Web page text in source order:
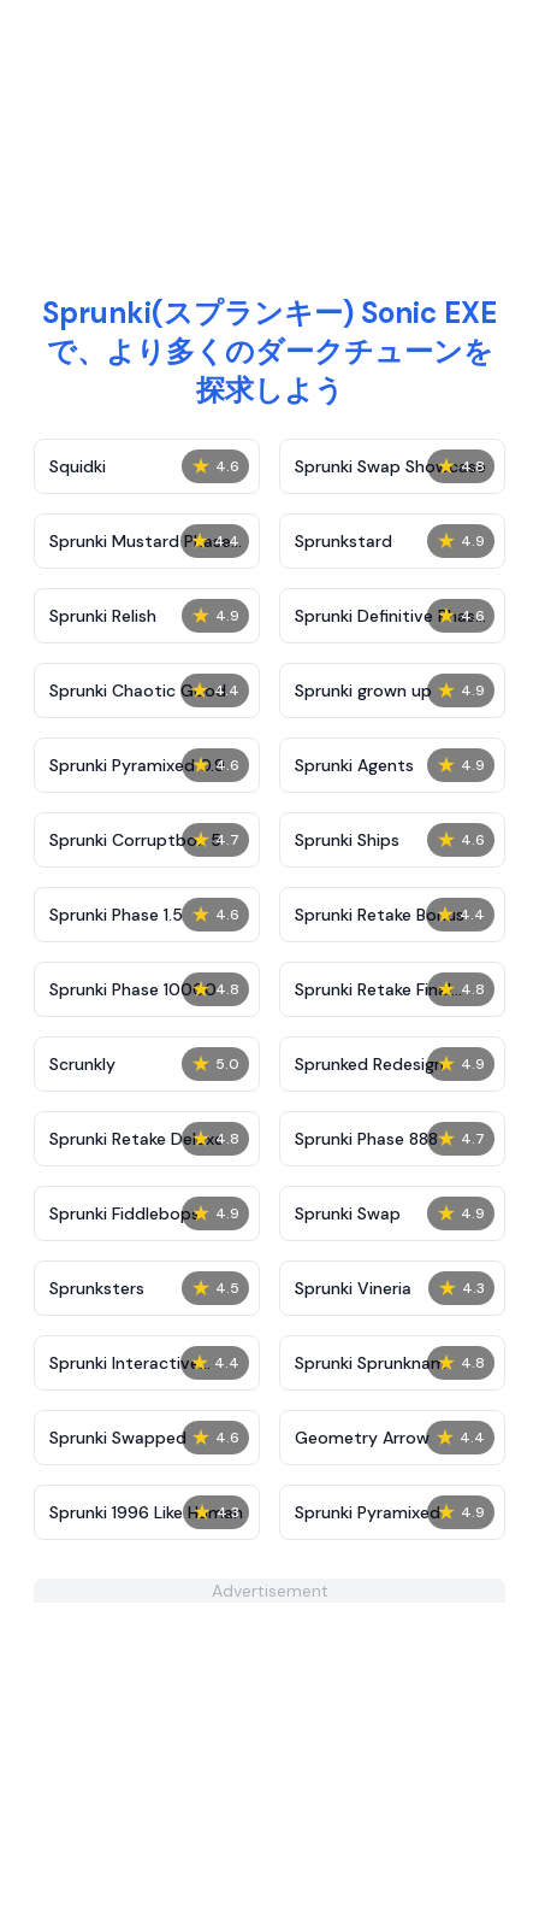
Sprunki(スプランキー) Sonic EXE
で、より多くのダークチューンを
探求しよう
★ 4.6
Squidki ★ 4.8
Sprunki Swap Showcase
★ 4.4
Sprunki Mustard Phase
2
★ 4.9
Sprunkstard
★ 4.9
Sprunki Relish ★ 4.6
Sprunki Definitive Phase
7
★ 4.4
Sprunki Chaotic Good ★ 4.9
Sprunki grown up
★ 4.6
Sprunki Pyramixed 0.9 ★ 4.9
Sprunki Agents
★ 4.7
Sprunki Corruptbox 5 ★ 4.6
Sprunki Ships
★ 4.6
Sprunki Phase 1.5 ★ 4.4
Sprunki Retake Bonus
★ 4.8
Sprunki Phase 10000 ★ 4.8
Sprunki Retake Final
Update
★ 5.0
Scrunkly ★ 4.9
Sprunked Redesign
★ 4.8
Sprunki Retake Deluxe ★ 4.7
Sprunki Phase 888
★ 4.9
Sprunki Fiddlebops ★ 4.9
Sprunki Swap
★ 4.5
Sprunksters ★ 4.3
Sprunki Vineria
★ 4.4
Sprunki Interactive
Tunner
★ 4.8
Sprunki Sprunknam
★ 4.6
Sprunki Swapped ★ 4.4
Geometry Arrow
★ 4.3
Sprunki 1996 Like Human ★ 4.9
Sprunki Pyramixed
Advertisement